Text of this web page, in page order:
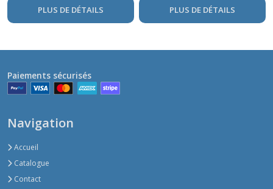
PLUS DE DÉTAILS PLUS DE DÉTAILS
Paiements sécurisés
Navigation
Accueil
Catalogue
Contact